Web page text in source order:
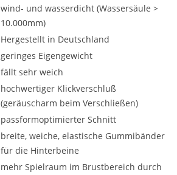
wind- und wasserdicht (Wassersäule >
10.000mm)
Hergestellt in Deutschland
geringes Eigengewicht
fällt sehr weich
hochwertiger Klickverschluß
(geräuscharm beim Verschließen)
passformoptimierter Schnitt
breite, weiche, elastische Gummibänder
für die Hinterbeine
mehr Spielraum im Brustbereich durch